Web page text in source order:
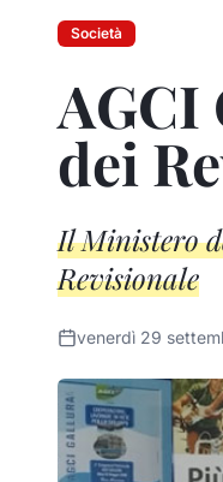
Società
AGCI
dei
Il Ministero
Revisionale
venerdì 29